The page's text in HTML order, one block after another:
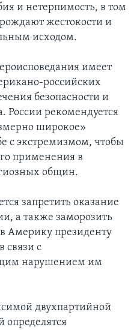
и нетерпимость, в том
жестокости и
исходом.
имеет
российских
безопасности и
России рекомендуется
широкое»
с экстремизмом, чтобы
применения в
общин.
запретить оказание
а также заморозить
Америку президенту
связи с
нарушением им
двухпартийной
определятся